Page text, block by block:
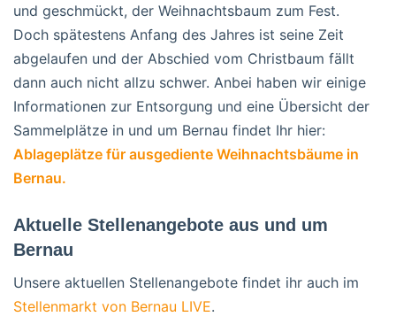
und geschmückt, der Weihnachtsbaum zum Fest.
Doch spätestens Anfang des Jahres ist seine Zeit
abgelaufen und der Abschied vom Christbaum fällt
dann auch nicht allzu schwer. Anbei haben wir einige
Informationen zur Entsorgung und eine Übersicht der
Sammelplätze in und um Bernau findet Ihr hier:
Ablageplätze für ausgediente Weihnachtsbäume in
Bernau.
Aktuelle Stellenangebote aus und um
Bernau
Unsere aktuellen Stellenangebote findet ihr auch im
Stellenmarkt von Bernau LIVE.